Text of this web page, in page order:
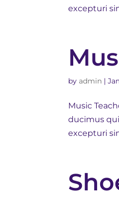
excepturi
byadmin |
Music
ducimus
excepturi